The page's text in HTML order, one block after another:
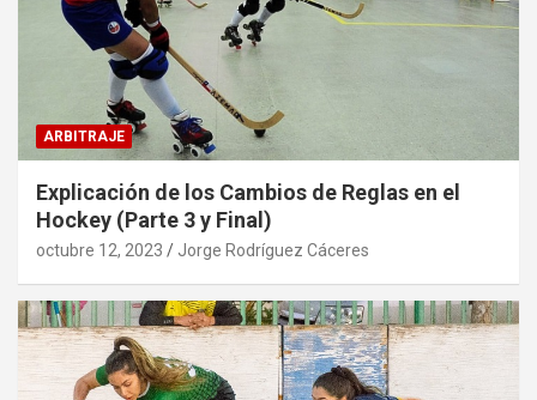
ARBITRAJE
Explicación de los Cambios de Reglas en el
Hockey (Parte 3 y Final)
octubre 12, 2023 Jorge Rodríguez Cáceres